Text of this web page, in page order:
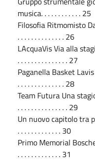
musica. . . . . . . . . . . . 25
Filosofia Ritmomisto
. . . . . . . . . . . . . . 26
LAcquaVis Via alla
. . . . . . . . . . . . . . . 27
Paganella Basket
. . . . . . . . . . . . . . 28
Team Futura Una
. . . . . . . . . . . . . . . 29
Un nuovo capitolo tra
. . . . . . . . . . . . . 30
Primo Memorial
. . . . . . . . . . . . . 31